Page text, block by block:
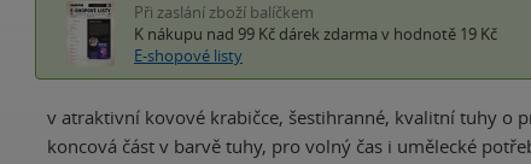
Při zaslání zboží balíčkem
K nákupu nad 99 Kč dárek zdarma v hodnotě 19 Kč
E-shopové listy
v atraktivní kovové krabičce, šestihranné, kvalitní tuhy o
koncová část v barvě tuhy, pro volný čas i umělecké